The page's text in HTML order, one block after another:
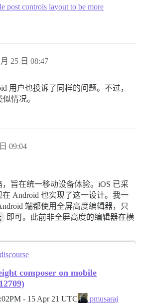
post controls layout to be more
25 日 08:47
用户也投诉了同样的问题。不过，
情况。
09:04
旨在统一移动设备体验。iOS 已采
Android 也实现了这一设计。我一
端都使用全屏高度编辑器，只
即可。此前非全屏高度的编辑器在横
composer on mobile
- 15 Apr 21 UTC
pmusaraj